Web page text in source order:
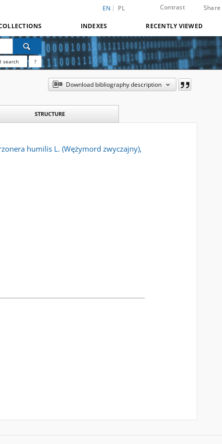
EN PL Contrast Share
INDEXES RECENTLY VIEWED
search ?
Download bibliography description
STRUCTURE
humilis L. (Wężymord zwyczajny),